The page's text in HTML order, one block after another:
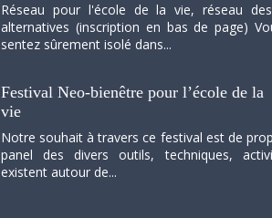
Réseau pour l'école de la vie, réseau
alternatives (inscription en bas de page)
sentez sûrement isolé dans...
Festival Neo-bienêtre pour l’école de la
vie
Notre souhait à travers ce festival est de
panel des divers outils, techniques,
existent autour de...